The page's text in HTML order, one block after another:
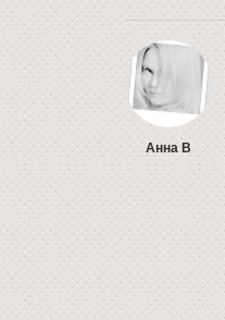
Анна В